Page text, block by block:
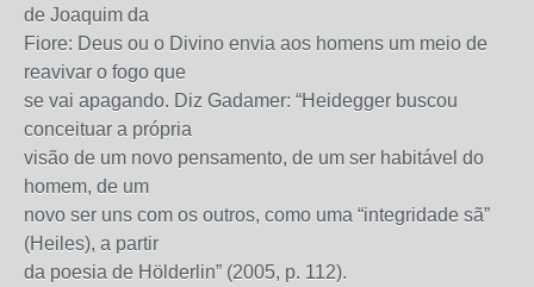
de Joaquim da
Fiore: Deus ou o Divino envia aos homens um meio de
reavivar o fogo que
se vai apagando. Diz Gadamer: “Heidegger buscou
conceituar a própria
visão de um novo pensamento, de um ser habitável do
homem, de um
novo ser uns com os outros, como uma “integridade sã”
(Heiles), a partir
da poesia de Hölderlin” (2005, p. 112).